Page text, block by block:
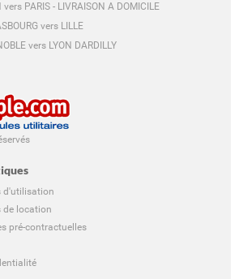
PARIS - LIVRAISON A DOMICILE
vers LILLE
vers LYON DARDILLY
d'utilisation
de location
pré-contractuelles